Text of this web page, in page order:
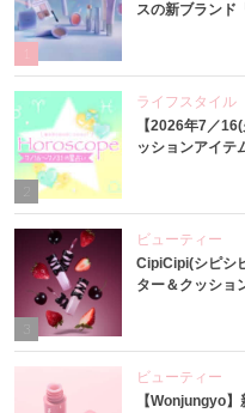
スの新ブランド
ライフスタイル
【2026年7／
ッションアイテ
3
ビューティー
CipiCipi(シピシ
ター＆クッショ
ビューティー
【Wonjungyo